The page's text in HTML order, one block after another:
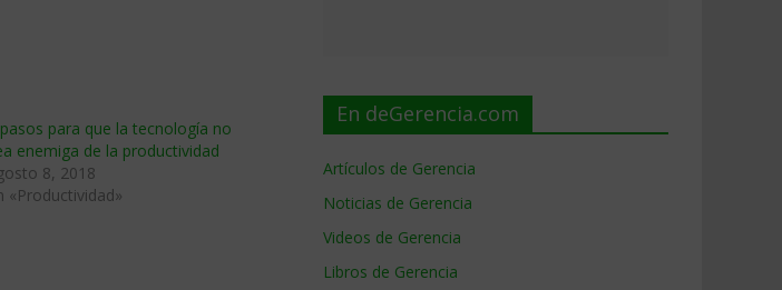
para que la tecnología no
enemiga de la productividad
8, 2018
«Productividad»
En deGerencia.com
Artículos de Gerencia
Noticias de Gerencia
Videos de Gerencia
Libros de Gerencia